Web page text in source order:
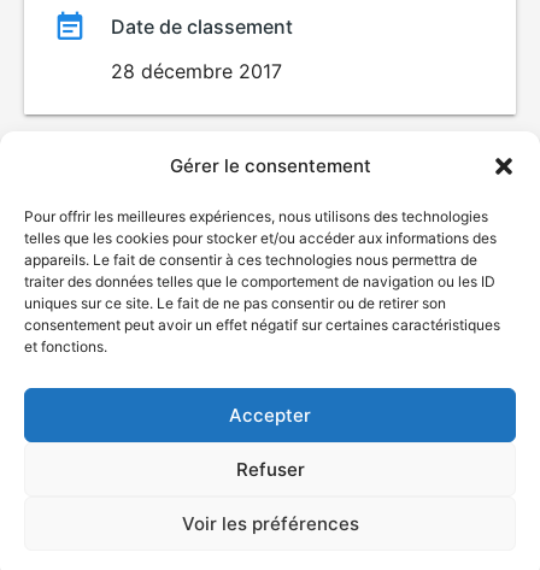
Gérer le consentement
Pour offrir les meilleures expériences, nous utilisons des technologies
telles que les cookies pour stocker et/ou accéder aux informations des
appareils. Le fait de consentir à ces technologies nous permettra de
traiter des données telles que le comportement de navigation ou les ID
uniques sur ce site. Le fait de ne pas consentir ou de retirer son
consentement peut avoir un effet négatif sur certaines caractéristiques
et fonctions.
Accepter
Refuser
Voir les préférences
Date de classement
28 décembre 2017
© Gouvernement du Québec, 2026
Nous joindre
Plan du site
Accessibilité
Accès à l'information
Politique de confidentialité